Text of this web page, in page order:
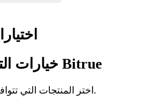
خيارات التخزين والربح على Bitrue
اختر المنتجات التي تتوافق مع تفضيلاتك الاستثمارية.